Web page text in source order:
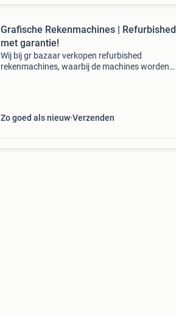
Grafische Rekenmachines | Refurbished
met garantie!
Wij bij gr bazaar verkopen refurbished
rekenmachines, waarbij de machines worden
Zo goed als nieuw Verzenden